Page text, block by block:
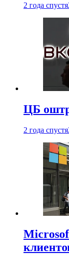
2 года спустя
ЦБ
2 года спустя